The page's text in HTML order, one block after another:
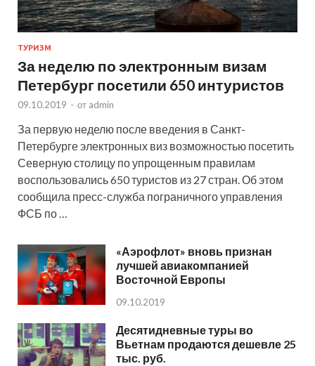
ТУРИЗМ
За неделю по электронным визам
Петербург посетили 650 интуристов
09.10.2019 - от admin
За первую неделю после введения в Санкт-
Петербурге электронных виз возможностью посетить
Северную столицу по упрощенным правилам
воспользовались 650 туристов из 27 стран. Об этом
сообщила пресс-служба пограничного управления
ФСБ по …
«Аэрофлот» вновь признан
лучшей авиакомпанией
Восточной Европы
09.10.2019
Десятидневные туры во
Вьетнам продаются дешевле 25
тыс. руб.